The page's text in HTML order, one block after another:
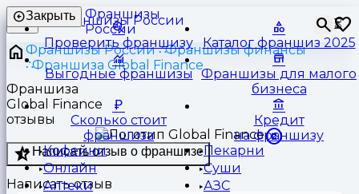
Франшизы
России
⏳
Закрыть
Проверить франшизу Каталог франшиз 2025
Выгодные франшизы Франшизы для малого
бизнеса
Сколько стоит
франшиза
Кредит
на франшизу
Кофейни
Пекарни
Онлайн
Суши
Аптеки
АЗС
Франшизы России
Франшизы финансы
Франшиза Global Finance
Франшиза
Global Finance
отзывы
Написать отзыв о франшизе
Написать отзыв